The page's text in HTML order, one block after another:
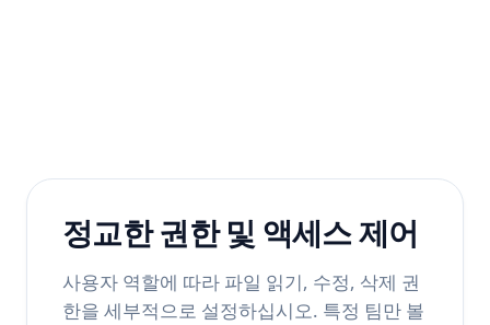
정교한 권한 및 액세스 제어
사용자 역할에 따라 파일 읽기, 수정, 삭제 권
한을 세부적으로 설정하십시오. 특정 팀만 볼